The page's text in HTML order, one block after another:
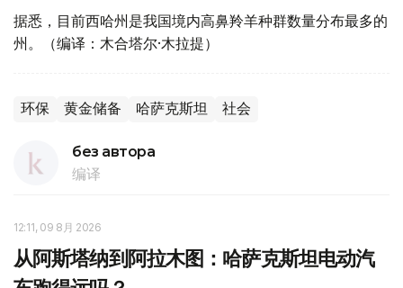
据悉，目前西哈州是我国境内高鼻羚羊种群数量分布最多的
州。（编译：木合塔尔·木拉提）
环保 黄金储备 哈萨克斯坦 社会
без автора
编译
12:11, 09 8月 2026
从阿斯塔纳到阿拉木图：哈萨克斯坦电动汽